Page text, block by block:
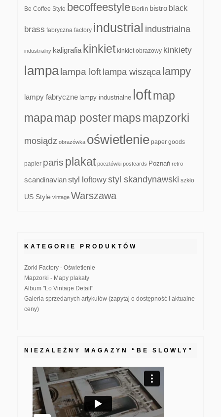
Be Coffee Style becoffeestyle Berlin bistro black
brass fabryczna factory industrial industrialna
industrialny kaligrafia kinkiet kinkiet obrazowy kinkiety
lampa lampa loft lampa wisząca lampy
lampy fabryczne lampy industrialne loftmap
mapamap postermapsmapzorki
mosiądz obrazówka oświetlenie paper goods
papier paris plakat pocztówki postcards Poznań retro
scandinavianstyl loftowystyl skandynawski szkło
US Style vintage Warszawa
KATEGORIE PRODUKTÓW
Zorki Factory - Oświetlenie
Mapzorki - Mapy plakaty
Album "Lo Vintage Detail"
Galeria sprzedanych artykułów (zapytaj o dostępność i aktualne
ceny)
NIEZALEŻNY MAGAZYN “BE SLOWLY”